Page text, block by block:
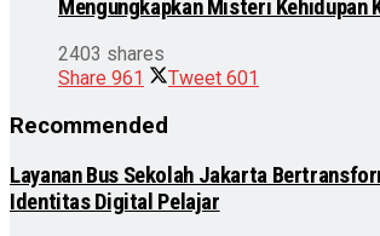
Mengungkapkan Misteri Kehidupan
2403 shares
Share 961 Tweet 601
Recommended
Layanan Bus Sekolah Jakarta
Identitas Digital Pelajar